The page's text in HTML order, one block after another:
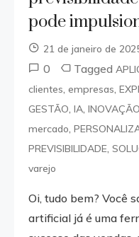
pode
21 de janeiro de
0 Tagged
clientes ,empresas ,
GESTÃO ,IA ,
mercado ,
PREVISIBILIDADE ,
varejo
Oi, tudo bem? Você
artificial já é uma